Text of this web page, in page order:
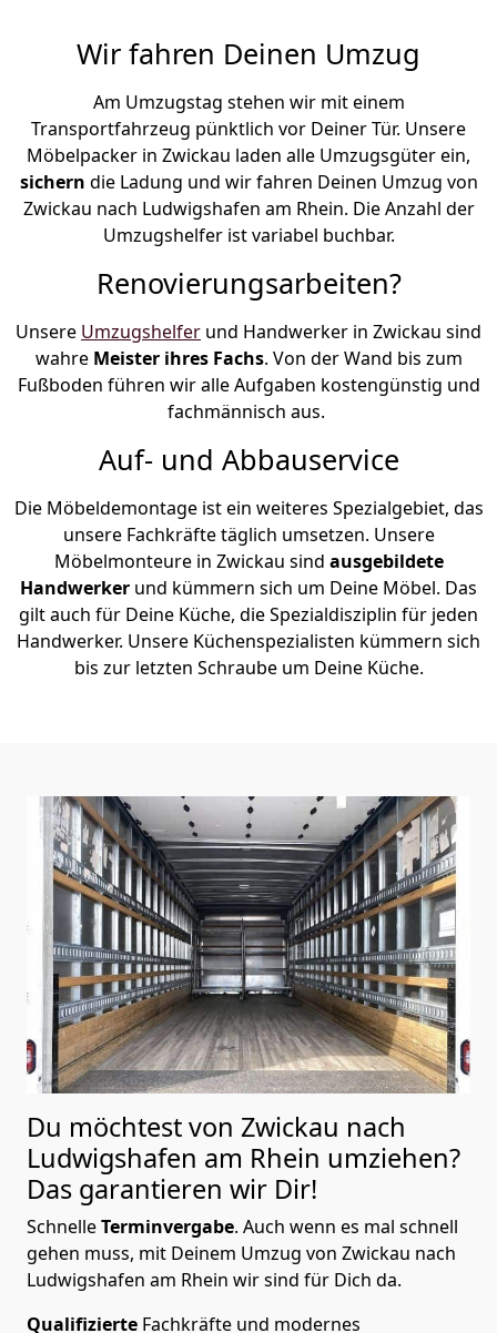
Wir fahren Deinen Umzug
Am Umzugstag stehen wir mit einem
Transportfahrzeug pünktlich vor Deiner Tür. Unsere
Möbelpacker in Zwickau laden alle Umzugsgüter ein,
sichern die Ladung und wir fahren Deinen Umzug von
Zwickau nach Ludwigshafen am Rhein. Die Anzahl der
Umzugshelfer ist variabel buchbar.
Renovierungsarbeiten?
Unsere Umzugshelfer und Handwerker in Zwickau sind
wahre Meister ihres Fachs. Von der Wand bis zum
Fußboden führen wir alle Aufgaben kostengünstig und
fachmännisch aus.
Auf- und Abbauservice
Die Möbeldemontage ist ein weiteres Spezialgebiet, das
unsere Fachkräfte täglich umsetzen. Unsere
Möbelmonteure in Zwickau sind ausgebildete
Handwerker und kümmern sich um Deine Möbel. Das
gilt auch für Deine Küche, die Spezialdisziplin für jeden
Handwerker. Unsere Küchenspezialisten kümmern sich
bis zur letzten Schraube um Deine Küche.
Du möchtest von Zwickau nach
Ludwigshafen am Rhein umziehen?
Das garantieren wir Dir!
SchnelleTerminvergabe. Auch wenn es mal schnell
gehen muss, mit Deinem Umzug von Zwickau nach
Ludwigshafen am Rhein wir sind für Dich da.
Qualifizierte Fachkräfte und modernes